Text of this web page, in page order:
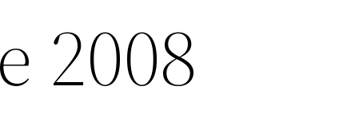
2008